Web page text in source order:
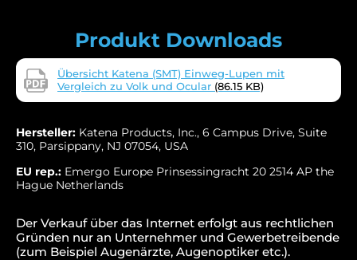
Produkt Downloads
Übersicht Katena (SMT) Einweg-Lupen mit
Vergleich zu Volk und Ocular (86.15 KB)
Hersteller: Katena Products, Inc., 6 Campus Drive, Suite
310, Parsippany, NJ 07054, USA
EU rep.: Emergo Europe Prinsessingracht 20 2514 AP the
Hague Netherlands
Der Verkauf über das Internet erfolgt aus rechtlichen
Gründen nur an Unternehmer und Gewerbetreibende
(zum Beispiel Augenärzte, Augenoptiker etc.).